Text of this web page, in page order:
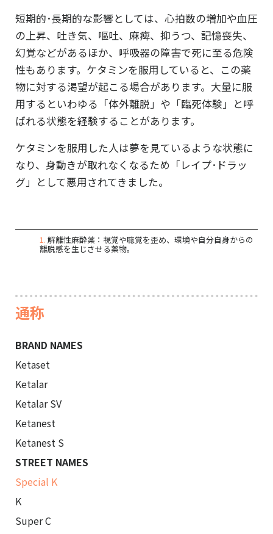
短期的･長期的な影響としては、心拍数の増加や血圧
の上昇、吐き気、嘔吐、麻痺、抑うつ、記憶喪失、
幻覚などがあるほか、呼吸器の障害で死に至る危険
性もあります。ケタミンを服用していると、この薬
物に対する渇望が起こる場合があります。大量に服
用するといわゆる「体外離脱」や「臨死体験」と呼
ばれる状態を経験することがあります。
ケタミンを服用した人は夢を見ているような状態に
なり、身動きが取れなくなるため「レイプ･ドラッ
グ」として悪用されてきました。
1. 解離性麻酔薬：視覚や聴覚を歪め、環境や自分自身からの
離脱感を生じさせる薬物。
通称
BRAND NAMES
Ketaset
Ketalar
Ketalar SV
Ketanest
STREET NAMES
Special K
K
Super C